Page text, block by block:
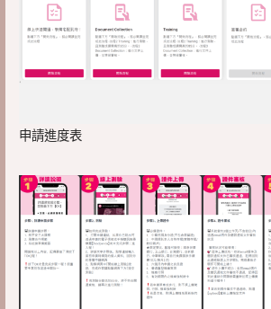
申請進度表